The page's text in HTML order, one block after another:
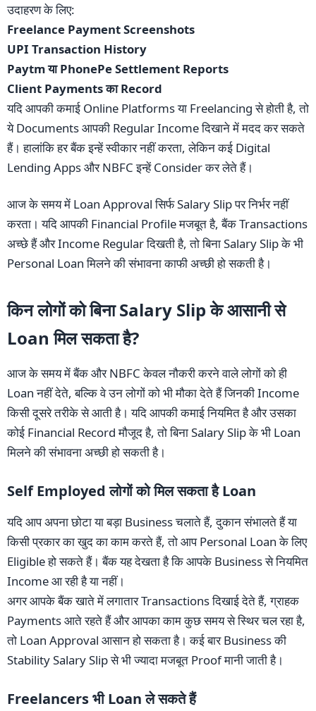
उदाहरण के लिए:
Freelance Payment Screenshots
UPI Transaction History
Paytm या PhonePe Settlement Reports
Client Payments का Record
यदि आपकी कमाई Online Platforms या Freelancing से होती है, तो
ये Documents आपकी Regular Income दिखाने में मदद कर सकते
हैं। हालांकि हर बैंक इन्हें स्वीकार नहीं करता, लेकिन कई Digital
Lending Apps और NBFC इन्हें Consider कर लेते हैं।
आज के समय में Loan Approval सिर्फ Salary Slip पर निर्भर नहीं
करता। यदि आपकी Financial Profile मजबूत है, बैंक Transactions
अच्छे हैं और Income Regular दिखती है, तो बिना Salary Slip के भी
Personal Loan मिलने की संभावना काफी अच्छी हो सकती है।
किन लोगों को बिना Salary Slip के आसानी से
Loan मिल सकता है?
आज के समय में बैंक और NBFC केवल नौकरी करने वाले लोगों को ही
Loan नहीं देते, बल्कि वे उन लोगों को भी मौका देते हैं जिनकी Income
किसी दूसरे तरीके से आती है। यदि आपकी कमाई नियमित है और उसका
कोई Financial Record मौजूद है, तो बिना Salary Slip के भी Loan
मिलने की संभावना अच्छी हो सकती है।
Self Employed लोगों को मिल सकता है Loan
यदि आप अपना छोटा या बड़ा Business चलाते हैं, दुकान संभालते हैं या
किसी प्रकार का खुद का काम करते हैं, तो आप Personal Loan के लिए
Eligible हो सकते हैं। बैंक यह देखता है कि आपके Business से नियमित
Income आ रही है या नहीं।
अगर आपके बैंक खाते में लगातार Transactions दिखाई देते हैं, ग्राहक
Payments आते रहते हैं और आपका काम कुछ समय से स्थिर चल रहा है,
तो Loan Approval आसान हो सकता है। कई बार Business की
Stability Salary Slip से भी ज्यादा मजबूत Proof मानी जाती है।
Freelancers भी Loan ले सकते हैं